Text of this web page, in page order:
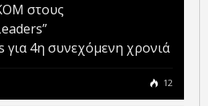
στους
για 4η συνεχόμενη χρονιά
12